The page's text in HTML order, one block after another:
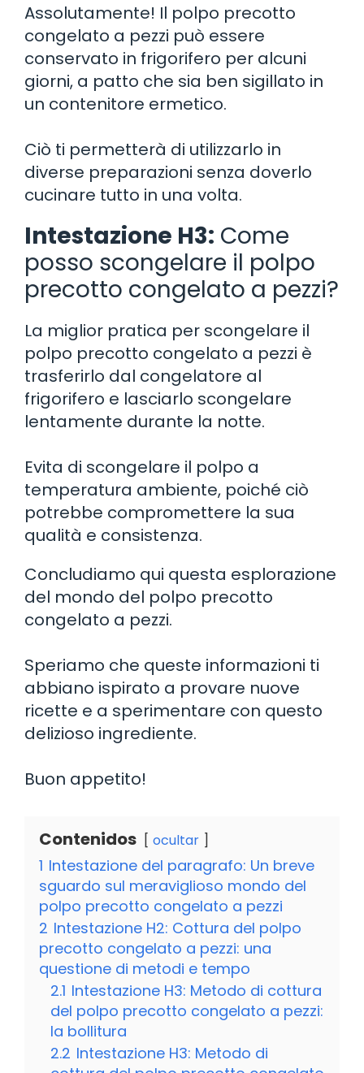
Assolutamente! Il polpo precotto
congelato a pezzi può essere
conservato in frigorifero per alcuni
giorni, a patto che sia ben sigillato in
un contenitore ermetico.
Ciò ti permetterà di utilizzarlo in
diverse preparazioni senza doverlo
cucinare tutto in una volta.
Intestazione H3: Come
posso scongelare il polpo
precotto congelato a pezzi?
La miglior pratica per scongelare il
polpo precotto congelato a pezzi è
trasferirlo dal congelatore al
frigorifero e lasciarlo scongelare
lentamente durante la notte.
Evita di scongelare il polpo a
temperatura ambiente, poiché ciò
potrebbe compromettere la sua
qualità e consistenza.
Concludiamo qui questa esplorazione
del mondo del polpo precotto
congelato a pezzi.
Speriamo che queste informazioni ti
abbiano ispirato a provare nuove
ricette e a sperimentare con questo
delizioso ingrediente.
Buon appetito!
Contenidos ocultar
1 Intestazione del paragrafo: Un breve
sguardo sul meraviglioso mondo del
polpo precotto congelato a pezzi
2 Intestazione H2: Cottura del polpo
precotto congelato a pezzi: una
questione di metodi e tempo
2.1 Intestazione H3: Metodo di cottura
del polpo precotto congelato a pezzi:
la bollitura
2.2 Intestazione H3: Metodo di